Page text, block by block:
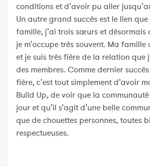
conditions et d’avoir pu aller
Un autre grand succès est le lien que
famille, j’ai trois sœurs et désormais
je m’occupe très souvent. Ma famille
et je suis très fière de la relation que
des membres. Comme dernier
fière, c’est tout simplement d’avoir
Build Up, de voir que la
jour et qu’il s’agit d’une belle
que de chouettes personnes, toutes
respectueuses.